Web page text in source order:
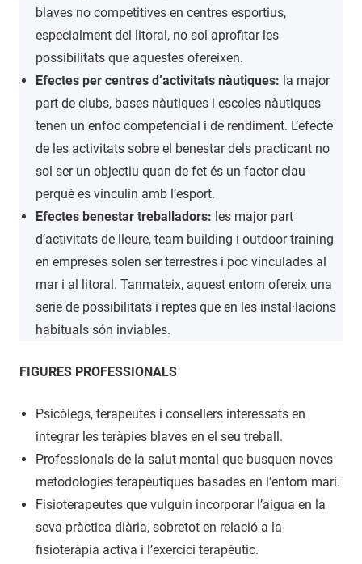
blaves no competitives en centres esportius,
especialment del litoral, no sol aprofitar les
possibilitats que aquestes ofereixen.
Efectes per centres d’activitats nàutiques: la major
part de clubs, bases nàutiques i escoles nàutiques
tenen un enfoc competencial i de rendiment. L’efecte
de les activitats sobre el benestar dels practicant no
sol ser un objectiu quan de fet és un factor clau
perquè es vinculin amb l’esport.
Efectes benestar treballadors: les major part
d’activitats de lleure, team building i outdoor training
en empreses solen ser terrestres i poc vinculades al
mar i al litoral. Tanmateix, aquest entorn ofereix una
serie de possibilitats i reptes que en les instal·lacions
habituals són inviables.
FIGURES PROFESSIONALS
Psicòlegs, terapeutes i consellers interessats en
integrar les teràpies blaves en el seu treball.
Professionals de la salut mental que busquen noves
metodologies terapèutiques basades en l’entorn marí.
Fisioterapeutes que vulguin incorporar l’aigua en la
seva pràctica diària, sobretot en relació a la
fisioteràpia activa i l’exercici terapèutic.